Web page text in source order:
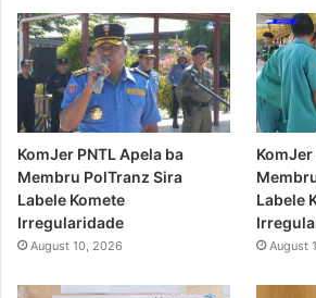
KomJer PNTL Apela ba
Membru PolTranz Sira
Labele Komete
Irregularidade
August 10, 2026
KomJer
Labele
August